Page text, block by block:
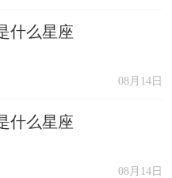
什么星座
08月14日
什么星座
08月14日